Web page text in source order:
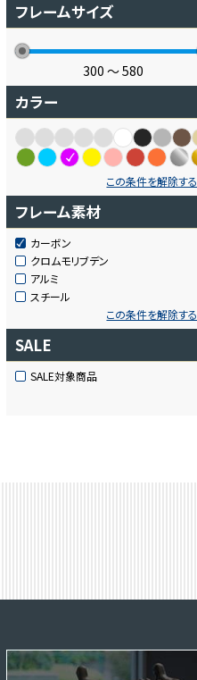
フレームサイズ
300 〜580
カラー
この条件を解除する
フレーム素材
カーボン
クロムモリブデン
アルミ
スチール
この条件を解除する
SALE
SALE対象商品